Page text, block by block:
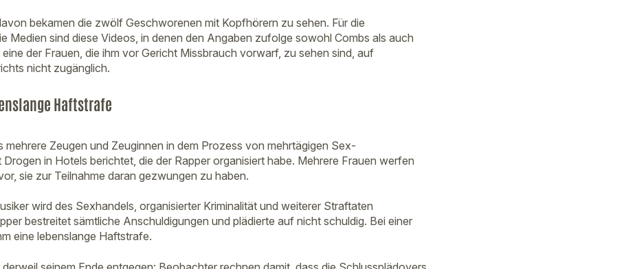
bekamen die zwölf Geschworenen mit Kopfhörern zu sehen. Für die
Medien sind diese Videos, in denen den Angaben zufolge sowohl Combs als auch
der Frauen, die ihm vor Gericht Missbrauch vorwarf, zu sehen sind, auf
nicht zugänglich.
Haftstrafe
mehrere Zeugen und Zeuginnen in dem Prozess von mehrtägigen Sex-
Drogen in Hotels berichtet, die der Rapper organisiert habe. Mehrere Frauen werfen
sie zur Teilnahme daran gezwungen zu haben.
wird des Sexhandels, organisierter Kriminalität und weiterer Straftaten
bestreitet sämtliche Anschuldigungen und plädierte auf nicht schuldig. Bei einer
eine lebenslange Haftstrafe.